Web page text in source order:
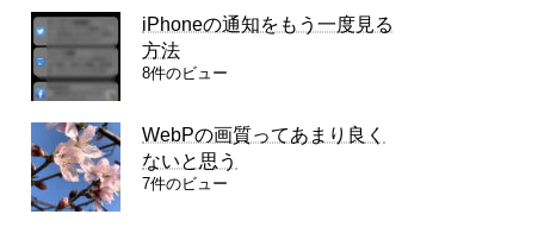
iPhoneの通知をもう一度見る
方法
8件のビュー
WebPの画質ってあまり良く
ないと思う
7件のビュー